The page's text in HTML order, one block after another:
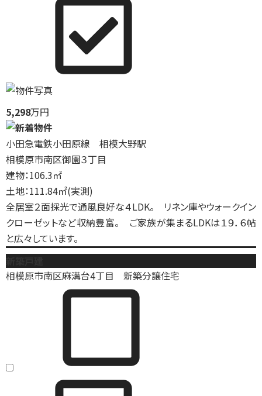
5,298万円
小田急電鉄小田原線 相模大野駅
相模原市南区御園３丁目
建物：106.3㎡
土地：111.84㎡(実測)
全居室２面採光で通風良好な４LDK。 リネン庫やウォークイン
クローゼットなど収納豊富。 ご家族が集まるLDKは１９．６帖
と広々しています。
相模原市南区麻溝台4丁目 新築分譲住宅